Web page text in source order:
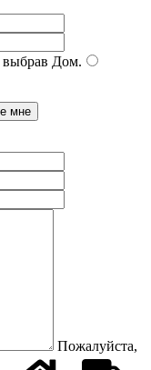
Дом.
Пожалуйста,